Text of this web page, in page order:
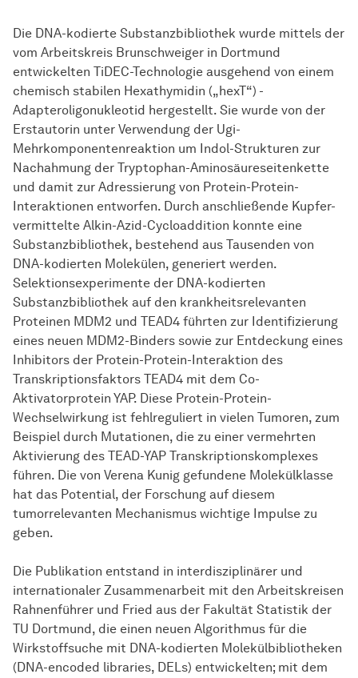
Die DNA-kodierte Substanzbibliothek wurde mittels der
vom Ar­beits­kreis Brun­schwei­ger in Dortmund
entwickelten TiDEC-Technologie ausgehend von einem
chemisch stabilen Hexathymidin („hexT“) -
Adapteroligonukleotid hergestellt. Sie wurde von der
Erstautorin unter Verwendung der Ugi-
Mehrkomponentenreaktion um Indol-Strukturen zur
Nachahmung der Tryptophan-Aminosäureseitenkette
und damit zur Adressierung von Protein-Protein-
Interaktionen entworfen. Durch anschließende Kupfer-
vermittelte Alkin-Azid-Cycloaddition konnte eine
Substanzbibliothek, bestehend aus Tausenden von
DNA-ko­dier­ten Mo­le­kü­len, generiert werden.
Selektionsexperimente der DNA-ko­dier­ten
Substanzbibliothek auf den krankheitsrelevanten
Proteinen MDM2 und TEAD4 führten zur Identifizierung
eines neuen MDM2-Binders sowie zur Entdeckung eines
Inhibitors der Protein-Protein-Interaktion des
Transkriptionsfaktors TEAD4 mit dem Co-
Aktivatorprotein YAP. Diese Protein-Protein-
Wechselwirkung ist fehlreguliert in vielen Tumoren, zum
Beispiel durch Mutationen, die zu einer vermehrten
Aktivierung des TEAD-YAP Transkriptionskomplexes
führen. Die von Verena Kunig gefundene Molekülklasse
hat das Potential, der Forschung auf diesem
tumorrelevanten Mechanismus wichtige Impulse zu
geben.
Die Pub­li­ka­tion entstand in interdisziplinärer und
internationaler Zusammenarbeit mit den Arbeitskreisen
Rahnenführer und Fried aus der Fakultät Statistik der
TU Dortmund, die einen neuen Algorithmus für die
Wirkstoffsuche mit DNA-ko­dier­ten Mo­le­kül­bi­blio­the­ken
(DNA-encoded libraries, DELs) entwickelten; mit dem